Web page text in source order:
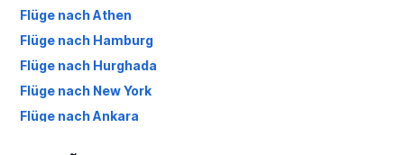
Flüge nach Athen
Flüge nach Hamburg
Flüge nach Hurghada
Flüge nach New York
Flüge nach Ankara